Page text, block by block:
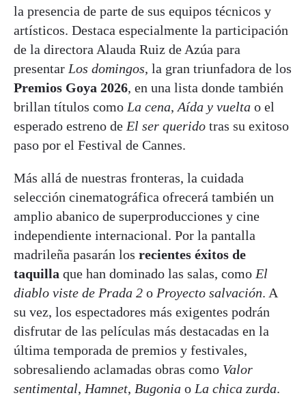
la presencia de parte de sus equipos técnicos y
artísticos. Destaca especialmente la participación
de la directora Alauda Ruiz de Azúa para
presentar Los domingos, la gran triunfadora de los
Premios Goya 2026, en una lista donde también
brillan títulos como La cena, Aída y vuelta o el
esperado estreno de El ser querido tras su exitoso
paso por el Festival de Cannes.
Más allá de nuestras fronteras, la cuidada
selección cinematográfica ofrecerá también un
amplio abanico de superproducciones y cine
independiente internacional. Por la pantalla
madrileña pasarán los recientes éxitos de
taquilla que han dominado las salas, como El
diablo viste de Prada 2 o Proyecto salvación. A
su vez, los espectadores más exigentes podrán
disfrutar de las películas más destacadas en la
última temporada de premios y festivales,
sobresaliendo aclamadas obras como Valor
sentimental, Hamnet, Bugonia o La chica zurda.